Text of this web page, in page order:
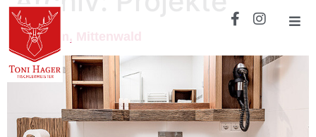
Gröbl-Alm, Mittenwald